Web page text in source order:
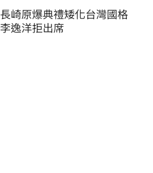
長崎原爆典禮矮化台灣國格
李逸洋拒出席